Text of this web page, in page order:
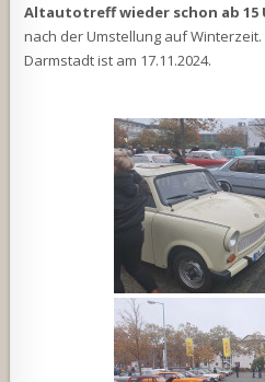
Altautotreff wieder schon ab 15
nach der Umstellung auf
Darmstadt ist am 17.11.2024.